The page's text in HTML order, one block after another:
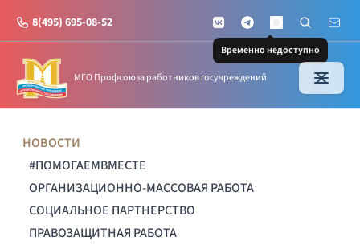
8(495) 695-08-52 VKontakteTelegramMAX
Временно недоступно
Поиск по
Почта
МГО Профсоюза работников госучреждений
НОВОСТИ
#ПОМОГАЕМВМЕСТЕ
ОРГАНИЗАЦИОННО-МАССОВАЯ РАБОТА
СОЦИАЛЬНОЕ ПАРТНЕРСТВО
ПРАВОЗАЩИТНАЯ РАБОТА